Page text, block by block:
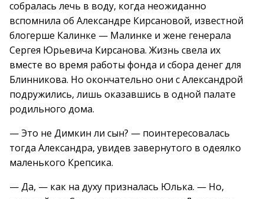
собралась лечь в воду, когда неожиданно
вспомнила об Александре Кирсановой, известной
блогерше Калинке — Малинке и жене генерала
Сергея Юрьевича Кирсанова. Жизнь свела их
вместе во время работы фонда и сбора денег для
Блинникова. Но окончательно они с Александрой
подружились, лишь оказавшись в одной палате
родильного дома.
— Это не Димкин ли сын? — поинтересовалась
тогда Александра, увидев завернутого в одеялко
маленького Крепсика.
— Да, — как на духу призналась Юлька. — Но,